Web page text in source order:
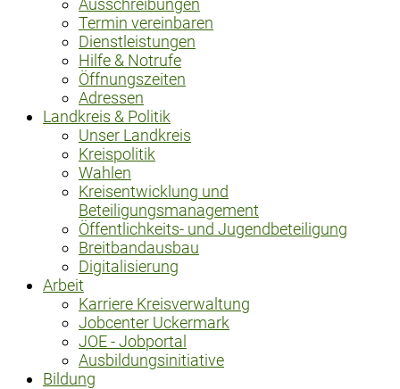
Ausschreibungen
Termin vereinbaren
Dienstleistungen
Hilfe & Notrufe
Öffnungszeiten
Adressen
Landkreis & Politik
Unser Landkreis
Kreispolitik
Wahlen
Kreisentwicklung und
Beteiligungsmanagement
Öffentlichkeits- und Jugendbeteiligung
Breitbandausbau
Digitalisierung
Arbeit
Karriere Kreisverwaltung
Jobcenter Uckermark
JOE - Jobportal
Ausbildungsinitiative
Bildung